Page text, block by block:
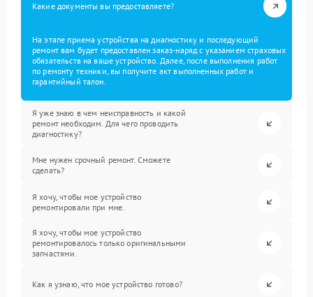
Какие документы вы предоставляете?
На этапе приема устройства на диагностику и последующий
ремонт вам будет предоставлен заказ-наряд с указанием страховых
обязательств на ваше устройство. Далее, после выполнения работ
по ремонту техники, вы получите акт выполненных работ и
гарантийный талон.
Я уже знаю в чем неисправность и какой
ремонт необходим. Для чего проводить
диагностику?
Мне нужен срочный ремонт. Сможете
сделать?
Я хочу, чтобы мое устройство
ремонтировали при мне.
Я хочу, чтобы мое устройство
ремонтировалось только оригинальными
запчастями.
Как я узнаю, что мое устройство готово?